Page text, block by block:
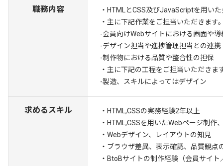
職務内容
・HTMLとCSS及びJavaScriptを用い
・主に下記作業をご担当いただきます
-会員向けWebサイトにおける画面や
-デザイン担当や進捗管理担当との連携
-制作物における品質や整合性の担保
・主に下記の工程をご担当いただきま
-製造、スキルによってはデザイン
求めるスキル
・HTML,CSSの実務経験2年以上
・HTML,CSSを用いたWebページ制作
・Webデザイン、レイアウトの知見
・ブラウザ差異、表示確認、品質観点
・BtoBサイトの制作経験（会員サイ